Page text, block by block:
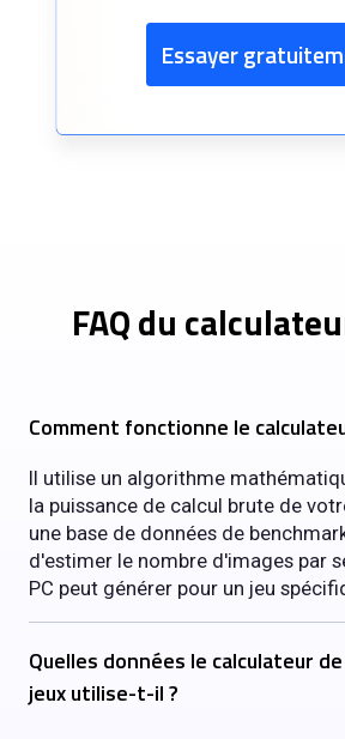
Essayer
FAQ du
Comment fonctionne le
Il utilise un algorithme
la puissance de calcul brute de
une base de données de
d'estimer le nombre d'images par
PC peut générer pour un jeu
Quelles données le calculateur de
jeux utilise-t-il ?